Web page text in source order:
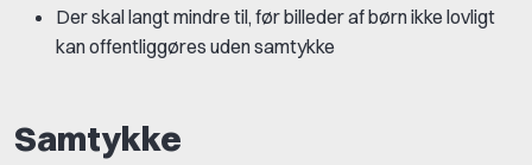
Der skal langt mindre til, før billeder af børn ikke lovligt
kan offentliggøres uden samtykke
Samtykke